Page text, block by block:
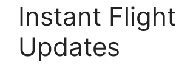
Instant Flight
Updates